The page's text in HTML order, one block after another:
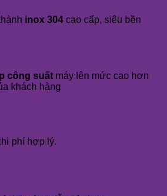
inox 304 cao cấp, siêu bền
công suất máy lên mức cao hơn
khách hàng
phí hợp lý.